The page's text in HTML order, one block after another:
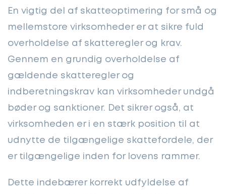
En vigtig del af skatteoptimering for små og
mellemstore virksomheder er at sikre fuld
overholdelse af skatteregler og krav.
Gennem en grundig overholdelse af
gældende skatteregler og
indberetningskrav kan virksomheder undgå
bøder og sanktioner. Det sikrer også, at
virksomheden er i en stærk position til at
udnytte de tilgængelige skattefordele, der
er tilgængelige inden for lovens rammer.
Dette indebærer korrekt udfyldelse af